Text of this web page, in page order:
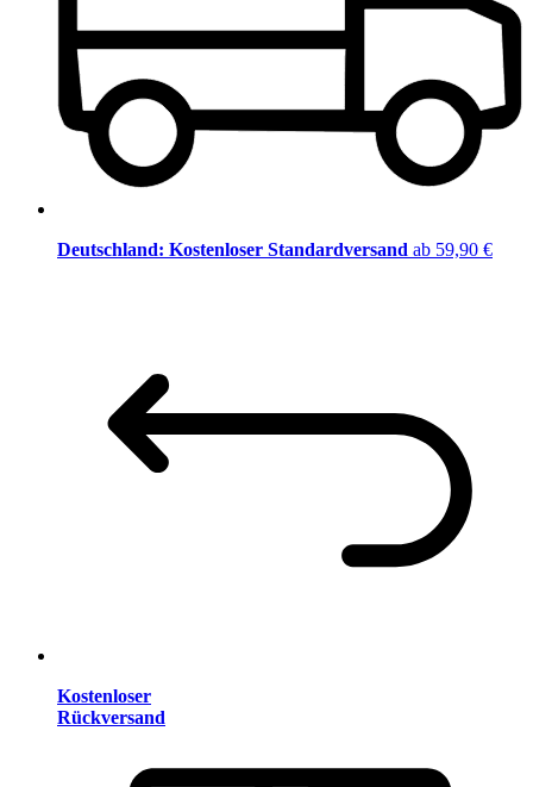
Deutschland: Kostenloser Standardversand ab 59,90 €
Kostenloser
Rückversand